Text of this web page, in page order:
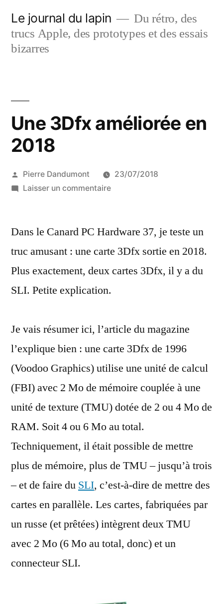
contenu
Le journal du lapin
Du rétro, des
trucs Apple, des prototypes et des essais
bizarres
Une 3Dfx améliorée en
2018
Publié
par
Pierre Dandumont
23/07/2018
Laisser un commentairesur
améliorée
2018
Dans le Canard PC Hardware 37, je teste un
truc amusant : une carte 3Dfx sortie en 2018.
Plus exactement, deux cartes 3Dfx, il y a du
SLI. Petite explication.
Je vais résumer ici, l’article du magazine
l’explique bien : une carte 3Dfx de 1996
(Voodoo Graphics) utilise une unité de calcul
(FBI) avec 2 Mo de mémoire couplée à une
unité de texture (TMU) dotée de 2 ou 4 Mo de
RAM. Soit 4 ou 6 Mo au total.
Techniquement, il était possible de mettre
plus de mémoire, plus de TMU – jusqu’à trois
– et de faire du SLI, c’est-à-dire de mettre des
cartes en parallèle. Les cartes, fabriquées par
un russe (et prêtées) intègrent deux TMU
avec 2 Mo (6 Mo au total, donc) et un
connecteur SLI.